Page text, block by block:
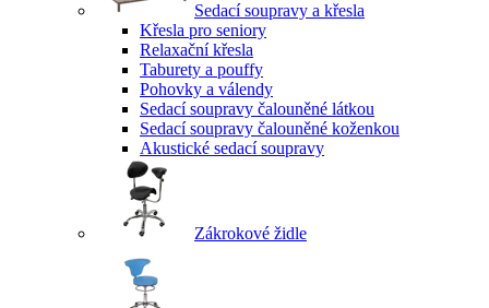
Sedací soupravy a křesla
Křesla pro seniory
Relaxační křesla
Taburety a pouffy
Pohovky a válendy
Sedací soupravy čalouněné látkou
Sedací soupravy čalouněné koženkou
Akustické sedací soupravy
Zákrokové židle